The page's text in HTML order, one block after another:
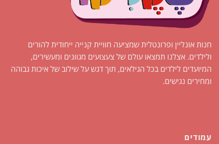
חנות אונליין ופרונטלית שמציעה חוויית קנייה ייחודית להורים
ולילדים. אצלנו תמצאו עולם של צעצועים מגוונים ומעשירים,
המיועדים לילדים בכל הגילאים, תוך דגש על שילוב של איכות גבוהה
ומחירים נגישים.
עמודים